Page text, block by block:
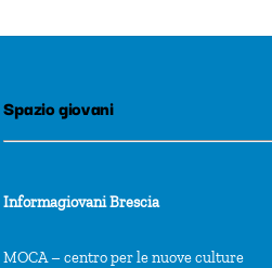
Spazio giovani
Informagiovani Brescia
MOCA – centro per le nuove culture